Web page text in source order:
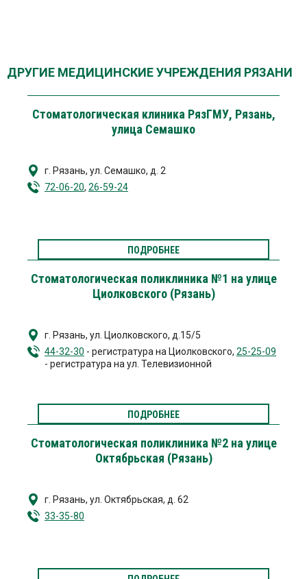
ДРУГИЕ МЕДИЦИНСКИЕ УЧРЕЖДЕНИЯ РЯЗАНИ
Стоматологическая клиника РязГМУ, Рязань,
улица Семашко
г. Рязань, ул. Семашко, д. 2
72-06-20, 26-59-24
ПОДРОБНЕЕ
Стоматологическая поликлиника №1 на улице
Циолковского (Рязань)
г. Рязань, ул. Циолковского, д.15/5
44-32-30 - регистратура на Циолковского, 25-25-09
- регистратура на ул. Телевизионной
ПОДРОБНЕЕ
Стоматологическая поликлиника №2 на улице
Октябрьская (Рязань)
г. Рязань, ул. Октябрьская, д. 62
33-35-80